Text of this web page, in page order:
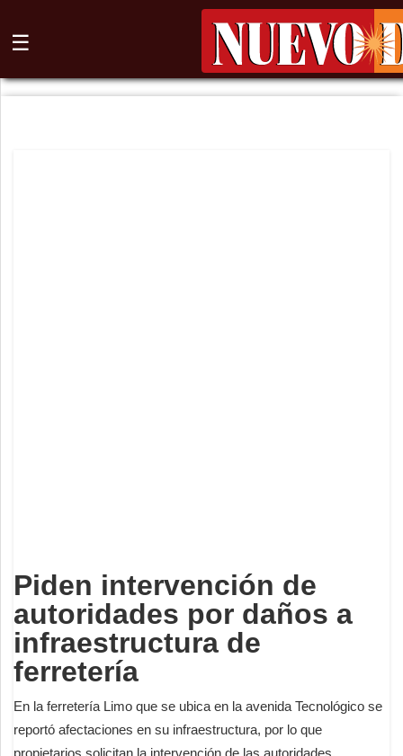
☰
⌕
Piden intervención de
autoridades por daños a
infraestructura de
ferretería
En la ferretería Limo que se ubica en la avenida Tecnológico se
reportó afectaciones en su infraestructura, por lo que
propietarios solicitan la intervención de las autoridades.